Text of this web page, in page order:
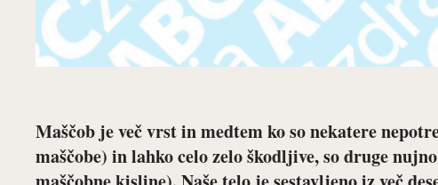
Maščob je več vrst in medtem ko so nekatere
maščobe) in lahko celo zelo škodljive, so druge